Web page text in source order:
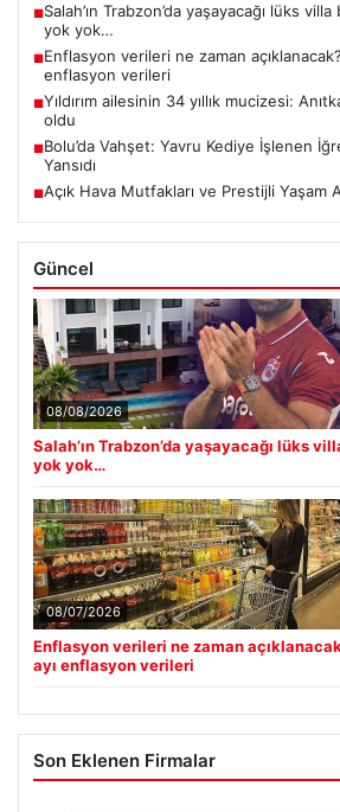
■Salah’ın Trabzon’da yaşayacağı lüks
yok yok…
■Enflasyon verileri ne zaman
enflasyon verileri
■Yıldırım ailesinin 34 yıllık mucizesi:
oldu
■Bolu’da Vahşet: Yavru Kediye İşlenen
Yansıdı
■Açık Hava Mutfakları ve Prestijli Yaşam
Güncel
08/08/2026
Salah’ın Trabzon’da yaşayacağı lüks
yok yok…
08/07/2026
Enflasyon verileri ne zaman
ayı enflasyon verileri
Son Eklenen Firmalar